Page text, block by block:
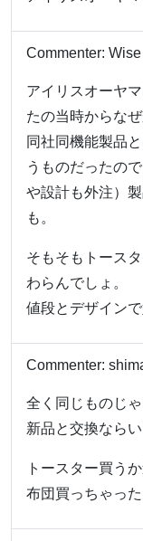
Commenter: Wise
アイリスオーヤ
たの当時からな
同社同機能製品
うものだったの
や設計も外注）
も。
そもそもトース
わらんでしょ。
値段とデザイン
Commenter:
全く同じものじ
新品と交換ならい
トースター買う
布団買っちゃった